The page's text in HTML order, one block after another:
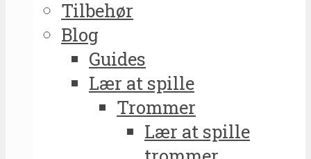
Tilbehør
Blog
Guides
Lær at spille
Trommer
Lær at spille